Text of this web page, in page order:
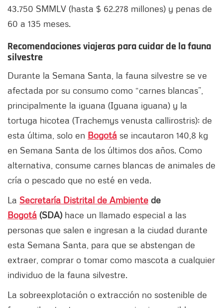
43.750 SMMLV (hasta $ 62.278 millones) y penas de
60 a 135 meses.
Recomendaciones viajeras para cuidar de la fauna
silvestre
Durante la Semana Santa, la fauna silvestre se ve
afectada por su consumo como “carnes blancas”,
principalmente la iguana (Iguana iguana) y la
tortuga hicotea (Trachemys venusta callirostris); de
esta última, solo en Bogotá se incautaron 140,8 kg
en Semana Santa de los últimos dos años. Como
alternativa, consume carnes blancas de animales de
cría o pescado que no esté en veda.
La Secretaría Distrital de Ambiente de
Bogotá (SDA) hace un llamado especial a las
personas que salen e ingresan a la ciudad durante
esta Semana Santa, para que se abstengan de
extraer, comprar o tomar como mascota a cualquier
individuo de la fauna silvestre.
La sobreexplotación o extracción no sostenible de